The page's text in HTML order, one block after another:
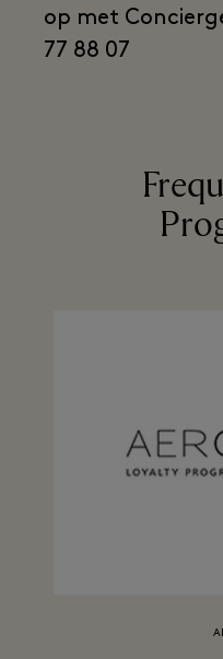
op met
77 88 07